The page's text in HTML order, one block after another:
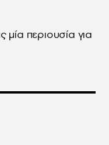
μία περιουσία για